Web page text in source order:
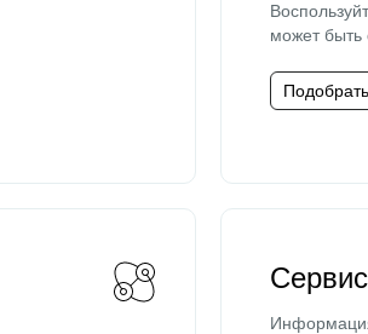
может быть